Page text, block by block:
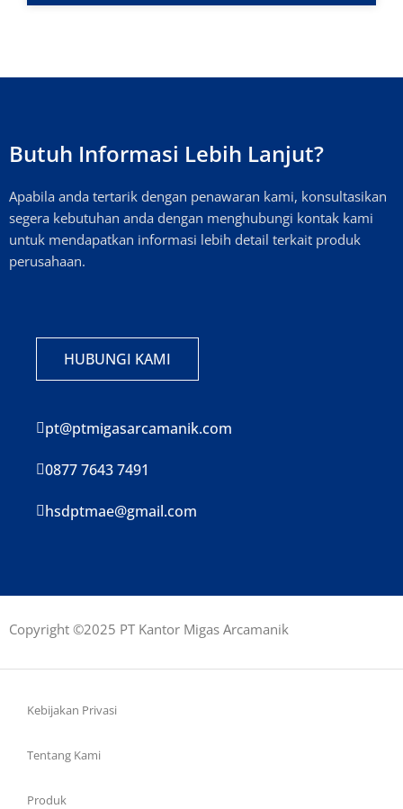
Butuh Informasi Lebih Lanjut?
Apabila anda tertarik dengan penawaran kami, konsultasikan
segera kebutuhan anda dengan menghubungi kontak kami
untuk mendapatkan informasi lebih detail terkait produk
perusahaan.
HUBUNGI KAMI
pt@ptmigasarcamanik.com
0877 7643 7491
hsdptmae@gmail.com
Copyright ©2025 PT Kantor Migas Arcamanik
Kebijakan Privasi
Tentang Kami
Produk